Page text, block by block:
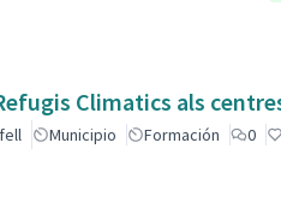
Climatics als
Municipio Formación 0